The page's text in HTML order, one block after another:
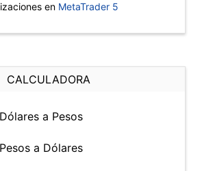
en MetaTrader 5
CALCULADORA
a Pesos
a Dólares